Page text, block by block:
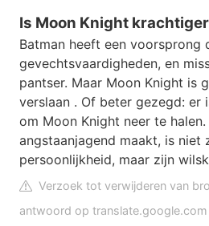
Is Moon Knight
Batman heeft een voorsprong
gevechtsvaardigheden, en
pantser. Maar Moon Knight is
verslaan . Of beter gezegd: er
om Moon Knight neer te
angstaanjagend maakt, is niet
persoonlijkheid, maar zijn
Verzoek tot verwijderen van
antwoord op translate.google.com